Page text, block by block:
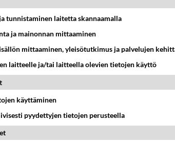
vuonna 2025:EU (27 maata):
Talouskasvu 0,9 %, inflaatio 2,1
2025 varsin hidasta ja jäi noin 0,2
tunnistaminen laitetta skannaamalla
ja mainonnan mittaaminen
mittaaminen, yleisötutkimus ja palvelujen
laitteelle ja/tai laitteella olevien tietojen käyttö
käyttäminen
pyydettyjen tietojen perusteella